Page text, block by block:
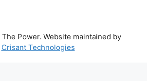
Power. Website maintained by
Crisant Technologies